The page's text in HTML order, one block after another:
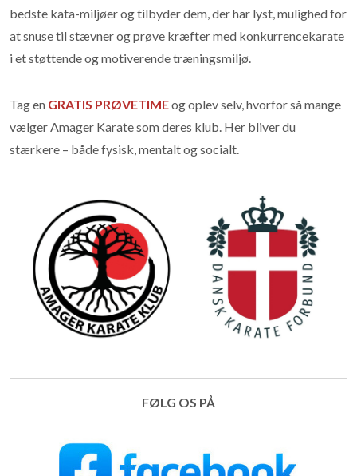
bedste kata-miljøer og tilbyder dem, der har lyst, mulighed for
at snuse til stævner og prøve kræfter med konkurrencekarate
i et støttende og motiverende træningsmiljø.
Tag en GRATIS PRØVETIMEog oplev selv, hvorfor så mange
vælger Amager Karate som deres klub. Her bliver du
stærkere – både fysisk, mentalt og socialt.
FØLG OS PÅ